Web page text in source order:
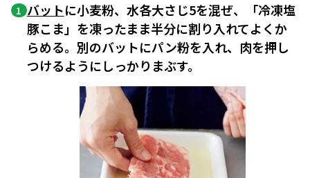
1 バットに小麦粉、水各大さじ5を混ぜ、「冷凍塩
豚こま」を凍ったまま半分に割り入れてよくか
らめる。別のバットにパン粉を入れ、肉を押し
つけるようにしっかりまぶす。